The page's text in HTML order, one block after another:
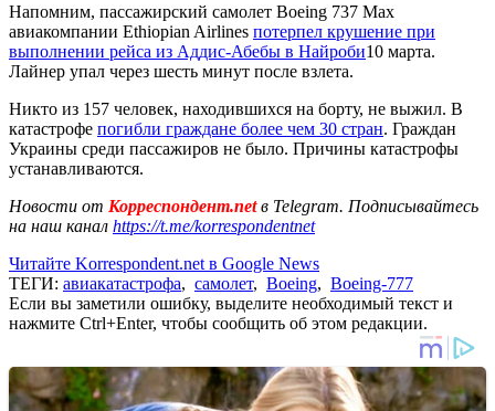
Напомним, пассажирский самолет Boeing 737 Max
авиакомпании Ethiopian Airlines потерпел крушение при
выполнении рейса из Аддис-Абебы в Найроби10 марта.
Лайнер упал через шесть минут после взлета.
Никто из 157 человек, находившихся на борту, не выжил. В
катастрофе погибли граждане более чем 30 стран. Граждан
Украины среди пассажиров не было. Причины катастрофы
устанавливаются.
Новости от Корреспондент.netв Telegram. Подписывайтесь
на наш канал https://t.me/korrespondentnet
Читайте Korrespondent.net в Google News
ТЕГИ: авиакатастрофа, самолет, Boeing, Boeing-777
Если вы заметили ошибку, выделите необходимый текст и
нажмите Ctrl+Enter, чтобы сообщить об этом редакции.